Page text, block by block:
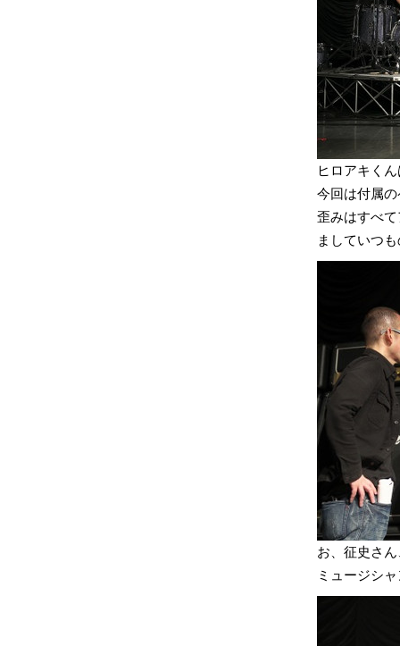
ヒロアキく
今回は付属
歪みはすべ
ましていつ
お、征史さ
ミュージシ